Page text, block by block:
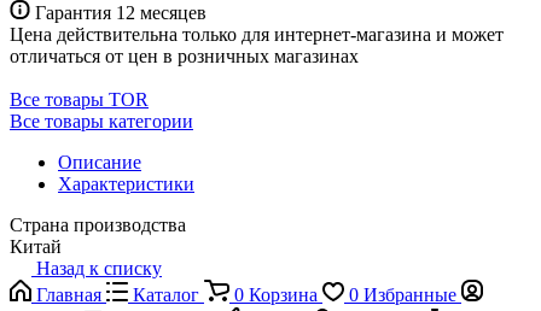
Гарантия 12 месяцев
Цена действительна только для интернет-магазина и может
отличаться от цен в розничных магазинах
Все товары TOR
Все товары категории
Описание
Характеристики
Страна производства
Китай
Назад к списку
Главная
Каталог 0 Корзина 0 Избранные